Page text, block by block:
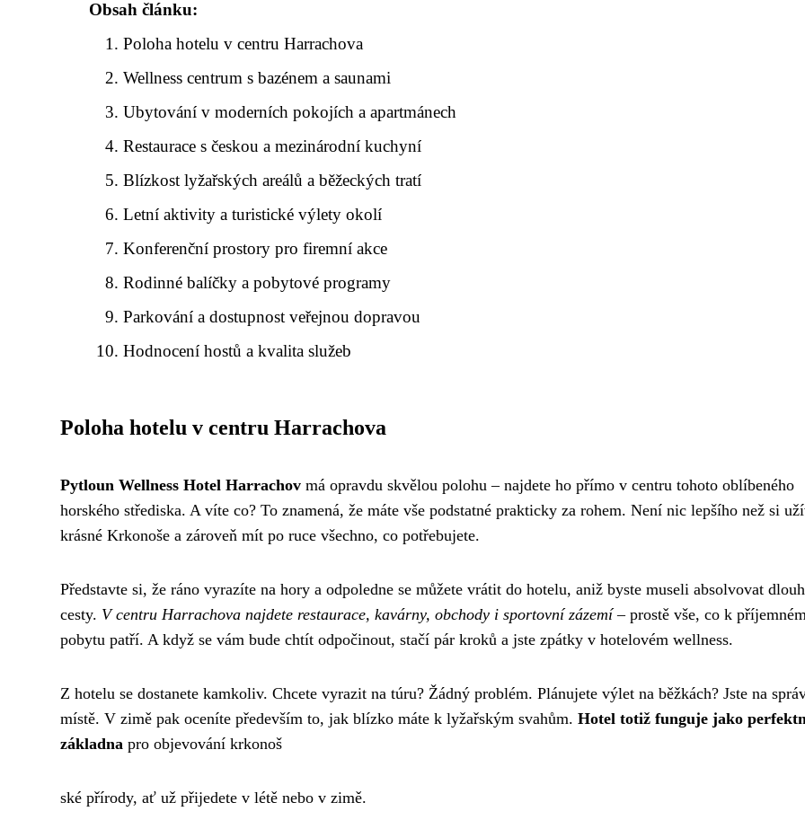
Obsah článku:
Poloha hotelu v centru Harrachova
Wellness centrum s bazénem a saunami
Ubytování v moderních pokojích a apartmánech
Restaurace s českou a mezinárodní kuchyní
Blízkost lyžařských areálů a běžeckých tratí
Letní aktivity a turistické výlety okolí
Konferenční prostory pro firemní akce
Rodinné balíčky a pobytové programy
Parkování a dostupnost veřejnou dopravou
Hodnocení hostů a kvalita služeb
Poloha hotelu v centru Harrachova
Pytloun Wellness Hotel Harrachov má opravdu skvělou polohu – najdete ho přímo v centru tohoto oblíbeného
horského střediska. A víte co? To znamená, že máte vše podstatné prakticky za rohem. Není nic lepšího než si
krásné Krkonoše a zároveň mít po ruce všechno, co potřebujete.
Představte si, že ráno vyrazíte na hory a odpoledne se můžete vrátit do hotelu, aniž byste museli absolvovat
cesty. V centru Harrachova najdete restaurace, kavárny, obchody i sportovní zázemí– prostě vše, co k
pobytu patří. A když se vám bude chtít odpočinout, stačí pár kroků a jste zpátky v hotelovém wellness.
Z hotelu se dostanete kamkoliv. Chcete vyrazit na túru? Žádný problém. Plánujete výlet na běžkách? Jste na
místě. V zimě pak oceníte především to, jak blízko máte k lyžařským svahům. Hotel totiž funguje jako
základna pro objevování krkonoš
ské přírody, ať už přijedete v létě nebo v zimě.